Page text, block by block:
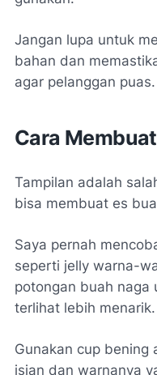
Jangan lupa untuk
bahan dan
agar pelanggan puas.
Cara
Tampilan adalah
bisa membuat es
Saya pernah
seperti jelly warna-
potongan buah naga
terlihat lebih menarik.
Gunakan cup bening
isian dan warnanya